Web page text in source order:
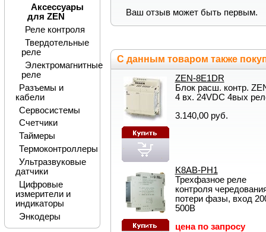
Ваш отзыв может быть первым.
С данным товаром также
ZEN-8E1DR
Блок расш. контр.
4 вх. 24VDС 4вых
3.140,00 руб.
K8AB-PH1
Трехфазное реле
контроля
потери фазы, вход
500В
цена по запросу
Аксессуары
для ZEN
Реле контроля
Твердотельные
реле
Электромагнитные
реле
Разъемы и
кабели
Сервосистемы
Счетчики
Таймеры
Термоконтроллеры
Ультразвуковые
датчики
Цифровые
измерители и
индикаторы
Энкодеры